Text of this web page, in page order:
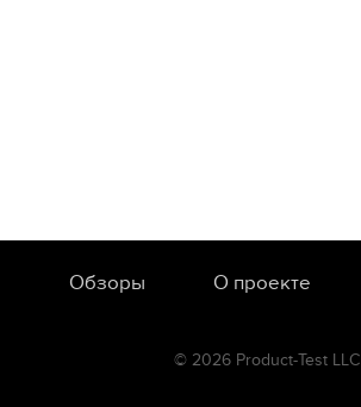
Обзоры О проекте
© 2026 Product-Test LLC